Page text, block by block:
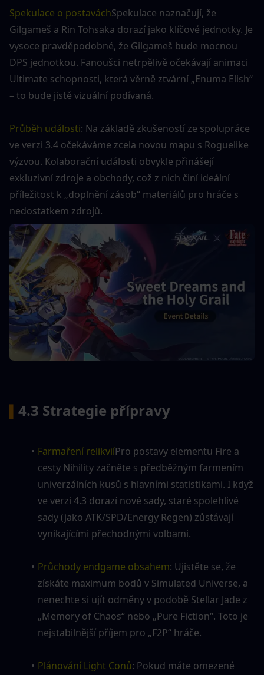
Spekulace o postaváchSpekulace naznačují, že
Gilgameš a Rin Tohsaka dorazí jako klíčové jednotky. Je
vysoce pravděpodobné, že Gilgameš bude mocnou
DPS jednotkou. Fanoušci netrpělivě očekávají animaci
Ultimate schopnosti, která věrně ztvární „Enuma Elish“
– to bude jistě vizuální podívaná.
Průběh události: Na základě zkušeností ze spolupráce
ve verzi 3.4 očekáváme zcela novou mapu s Roguelike
výzvou. Kolaborační události obvykle přinášejí
exkluzivní zdroje a obchody, což z nich činí ideální
příležitost k „doplnění zásob“ materiálů pro hráče s
nedostatkem zdrojů.
4.3 Strategie přípravy
Farmaření relikviíPro postavy elementu Fire a
cesty Nihility začněte s předběžným farmením
univerzálních kusů s hlavními statistikami. I když
ve verzi 4.3 dorazí nové sady, staré spolehlivé
sady (jako ATK/SPD/Energy Regen) zůstávají
vynikajícími přechodnými volbami.
Průchody endgame obsahem: Ujistěte se, že
získáte maximum bodů v Simulated Universe, a
nenechte si ujít odměny v podobě Stellar Jade z
„Memory of Chaos“ nebo „Pure Fiction“. Toto je
nejstabilnější příjem pro „F2P“ hráče.
Plánování Light Conů: Pokud máte omezené